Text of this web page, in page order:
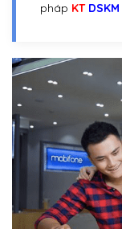
pháp KT DSKM